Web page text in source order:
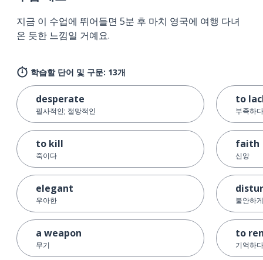
지금 이 수업에 뛰어들면 5분 후 마치 영국에 여행 다녀
온 듯한 느낌일 거예요.
학습할 단어 및 구문: 13개
desperate
필사적인; 절망적인
to kill
죽이다
elegant
우아한
a weapon
무기
to
부족하다
faith
신앙
불안하
to
기억하다